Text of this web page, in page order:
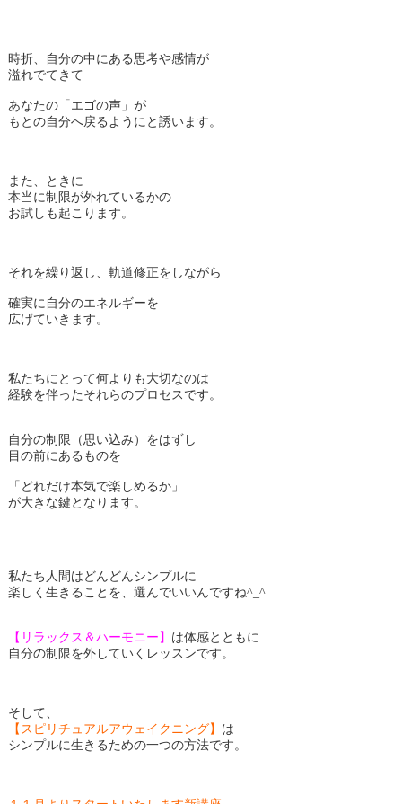
時折、自分の中にある思考や感情が
溢れでてきて
あなたの「エゴの声」が
もとの自分へ戻るようにと誘います。
また、ときに
本当に制限が外れているかの
お試しも起こります。
それを繰り返し、軌道修正をしながら
確実に自分のエネルギーを
広げていきます。
私たちにとって何よりも大切なのは
経験を伴ったそれらのプロセスです。
自分の制限（思い込み）をはずし
目の前にあるものを
「どれだけ本気で楽しめるか」
が大きな鍵となります。
私たち人間はどんどんシンプルに
楽しく生きることを、選んでいいんですね^_^
【リラックス＆ハーモニー】 は体感とともに
自分の制限を外していくレッスンです。
そして、
【スピリチュアルアウェイクニング】 は
シンプルに生きるための一つの方法です。